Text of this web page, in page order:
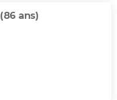
(86 ans)